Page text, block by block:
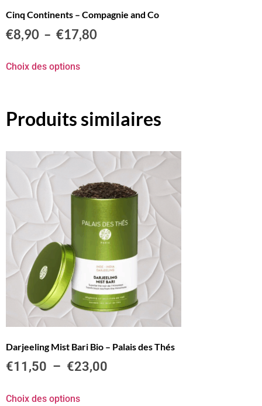
Cinq Continents – Compagnie and Co
€8,90 – €17,80
Choix des options
Produits similaires
Darjeeling Mist Bari Bio – Palais des Thés
€11,50 – €23,00
Choix des options